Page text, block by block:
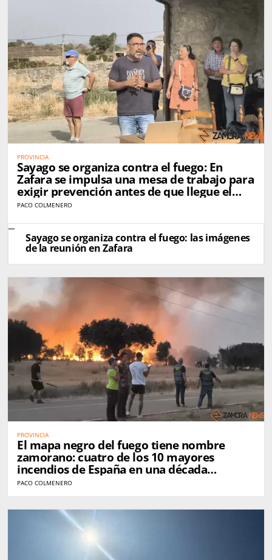
PROVINCIA
Sayago se organiza contra el fuego: En
Zafara se impulsa una mesa de trabajo para
exigir prevención antes de que llegue el
próximo incendio
PACO COLMENERO
Sayago se organiza contra el fuego: las imágenes
de la reunión en Zafara
PROVINCIA
El mapa negro del fuego tiene nombre
zamorano: cuatro de los 10 mayores
incendios de España en una década
golpearon Zamora
PACO COLMENERO